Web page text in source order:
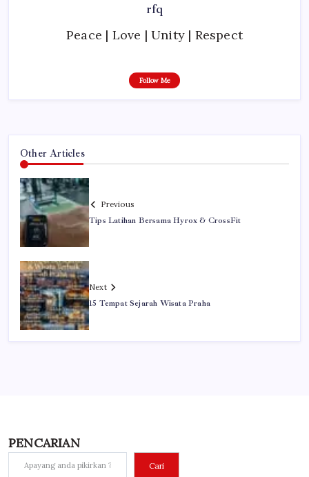
rfq
Peace | Love | Unity | Respect
Follow Me
Other Articles
Previous
Tips Latihan Bersama Hyrox & CrossFit
Next
15 Tempat Sejarah Wisata Praha
PENCARIAN
Cari